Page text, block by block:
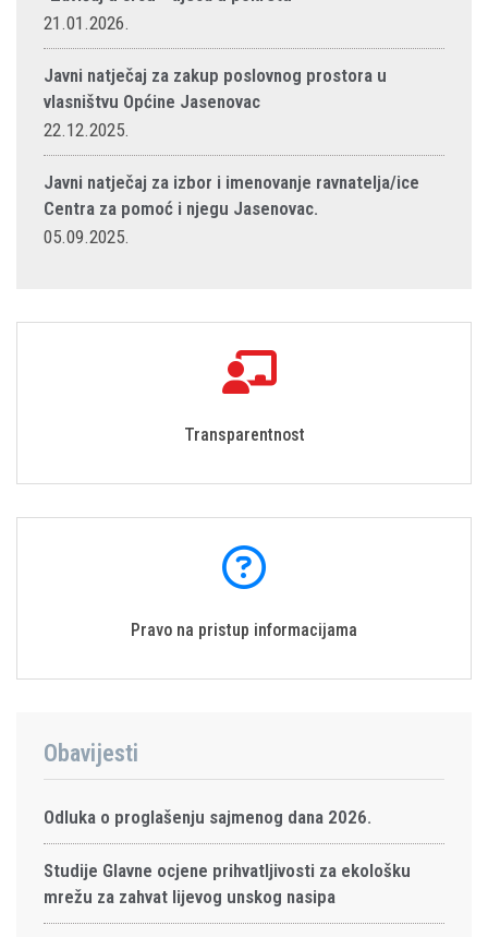
21.01.2026.
Javni natječaj za zakup poslovnog prostora u
vlasništvu Općine Jasenovac
22.12.2025.
Javni natječaj za izbor i imenovanje ravnatelja/ice
Centra za pomoć i njegu Jasenovac.
05.09.2025.
Transparentnost
Pravo na pristup informacijama
Obavijesti
Odluka o proglašenju sajmenog dana 2026.
Studije Glavne ocjene prihvatljivosti za ekološku
mrežu za zahvat lijevog unskog nasipa